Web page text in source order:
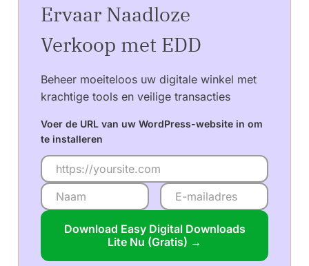
Ervaar Naadloze
Verkoop met EDD
Beheer moeiteloos uw digitale winkel met
krachtige tools en veilige transacties
Voer de URL van uw WordPress-website in om
te installeren
Download Easy Digital Downloads
Lite Nu (Gratis) →